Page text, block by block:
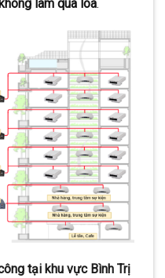
làm qua loa.
tại khu vực Bình Trị